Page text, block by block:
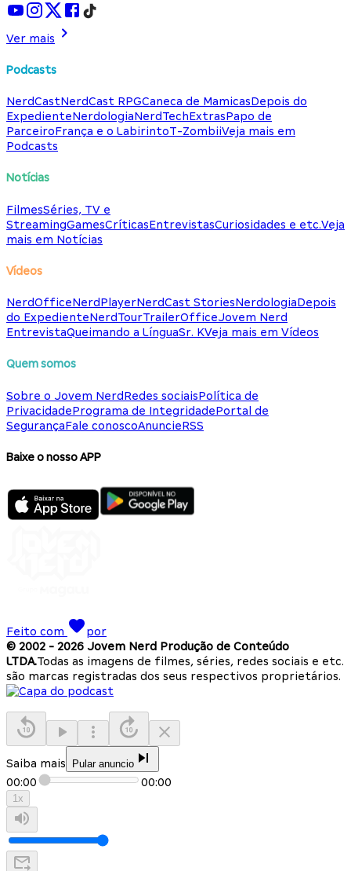
Ver mais
Podcasts
NerdCastNerdCast RPGCaneca de MamicasDepois do
ExpedienteNerdologiaNerdTechExtrasPapo de
ParceiroFrança e o LabirintoT-ZombiiVeja mais em
Podcasts
Notícias
FilmesSéries, TV e
StreamingGamesCríticasEntrevistasCuriosidades e etc.Veja
mais em Notícias
Vídeos
NerdOfficeNerdPlayerNerdCast StoriesNerdologiaDepois
do ExpedienteNerdTourTrailerOfficeJovem Nerd
EntrevistaQueimando a LínguaSr. KVeja mais em Vídeos
Quem somos
Sobre o Jovem NerdRedes sociaisPolítica de
PrivacidadePrograma de IntegridadePortal de
SegurançaFale conoscoAnuncieRSS
Baixe o nosso APP
Feito com
por
© 2002 - 2026 Jovem Nerd Produção de Conteúdo
LTDA.Todas as imagens de filmes, séries, redes sociais e etc.
são marcas registradas dos seus respectivos proprietários.
Saiba mais Pular anuncio
00:00 00:00
1x